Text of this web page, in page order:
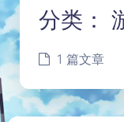
分类：
1 篇文章